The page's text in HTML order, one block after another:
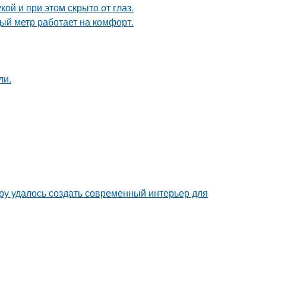
и при этом скрыто от глаз.
метр работает на комфорт.
удалось создать современный интерьер для